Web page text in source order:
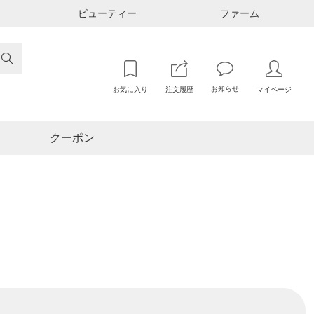
ビューティー ファーム

お気に入り 注文履歴 お知らせ マイページ
クーポン